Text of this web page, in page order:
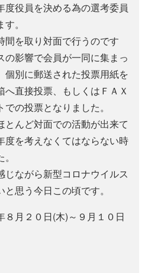
度役員を決める為の選考委員
。
間を取り対面で行うのです
の影響で会員が一同に集まっ
別に郵送された投票用紙を
直接投票、もしくはＦＡＸ
の投票となりました。
とんど対面での活動が出来て
度を考えなくてはならない時
じながら新型コロナウイルス
思う今日この頃です。
月２０日(木)～９月１０日